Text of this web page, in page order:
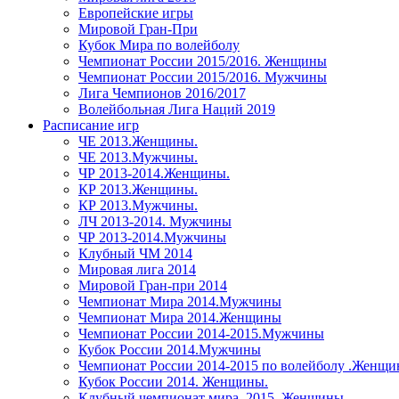
Европейские игры
Мировой Гран-При
Кубок Мира по волейболу
Чемпионат России 2015/2016. Женщины
Чемпионат России 2015/2016. Мужчины
Лига Чемпионов 2016/2017
Волейбольная Лига Наций 2019
Расписание игр
ЧЕ 2013.Женщины.
ЧЕ 2013.Мужчины.
ЧР 2013-2014.Женщины.
КР 2013.Женщины.
КР 2013.Мужчины.
ЛЧ 2013-2014. Мужчины
ЧР 2013-2014.Мужчины
Клубный ЧМ 2014
Мировая лига 2014
Мировой Гран-при 2014
Чемпионат Мира 2014.Мужчины
Чемпионат Мира 2014.Женщины
Чемпионат России 2014-2015.Мужчины
Кубок России 2014.Мужчины
Чемпионат России 2014-2015 по волейболу
Кубок России 2014. Женщины.